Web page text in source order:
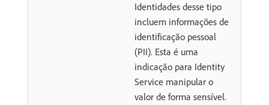
Identidades desse tipo
incluem informações de
identificação pessoal
(PII). Esta é uma
indicação para Identity
Service manipular o
valor de forma sensível.